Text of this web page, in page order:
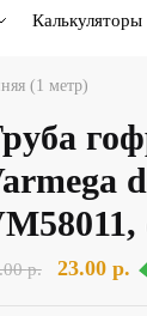
Калькуляторы
(1 метр)
р. 23.00 р.